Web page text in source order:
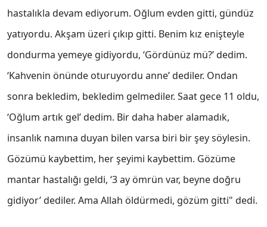
hastalıkla devam ediyorum. Oğlum evden gitti, gündüz
yatıyordu. Akşam üzeri çıkıp gitti. Benim kız enişteyle
dondurma yemeye gidiyordu, ‘Gördünüz mü?’ dedim.
‘Kahvenin önünde oturuyordu anne’ dediler. Ondan
sonra bekledim, bekledim gelmediler. Saat gece 11 oldu,
‘Oğlum artık gel’ dedim. Bir daha haber alamadık,
insanlık namına duyan bilen varsa biri bir şey söylesin.
Gözümü kaybettim, her şeyimi kaybettim. Gözüme
mantar hastalığı geldi, ‘3 ay ömrün var, beyne doğru
gidiyor’ dediler. Ama Allah öldürmedi, gözüm gitti" dedi.